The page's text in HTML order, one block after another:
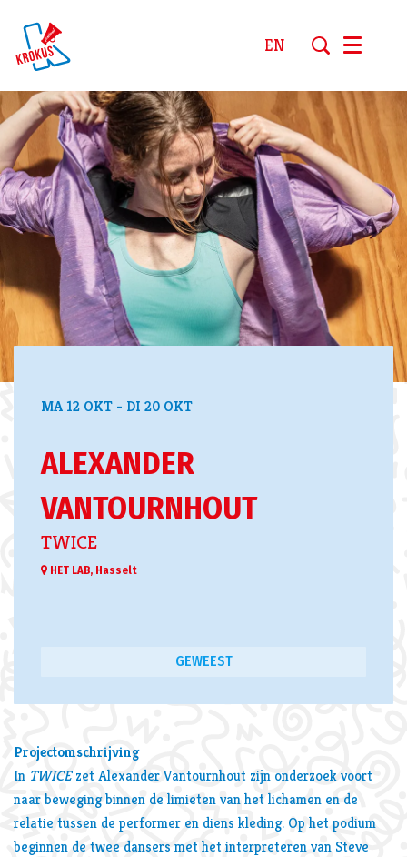
EN Menu
ALEXANDER
VANTOURNHOUT
TWICE
MA 12 OKT - DI 20 OKT
HET LAB, Hasselt
GEWEEST
Projectomschrijving
In TWICEzet Alexander Vantournhout zijn onderzoek voort
naar beweging binnen de limieten van het lichamen en de
relatie tussen de performer en diens kleding. Op het podium
beginnen de twee dansers met het interpreteren van Steve